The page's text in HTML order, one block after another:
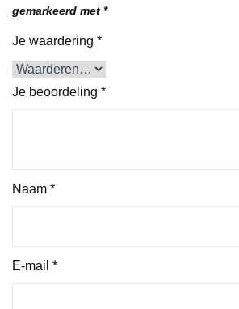
gemarkeerd met *
Je waardering *
Je beoordeling *
Naam *
E-mail *